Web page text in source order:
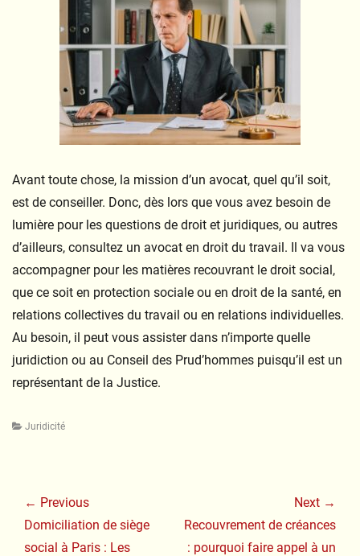
Avant toute chose, la mission d’un avocat, quel qu’il soit,
est de conseiller. Donc, dès lors que vous avez besoin de
lumière pour les questions de droit et juridiques, ou autres
d’ailleurs, consultez un avocat en droit du travail. Il va vous
accompagner pour les matières recouvrant le droit social,
que ce soit en protection sociale ou en droit de la santé, en
relations collectives du travail ou en relations individuelles.
Au besoin, il peut vous assister dans n’importe quelle
juridiction ou au Conseil des Prud’hommes puisqu’il est un
représentant de la Justice.
Categories
Juridicité
de
l’article
← Previous
Previous
post:
Domiciliation de siège
social à Paris : Les
Next →
Next
post:
Recouvrement de créances
: pourquoi faire appel à un